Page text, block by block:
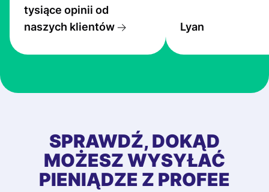
tysiące opinii od
naszych klientów
the exchange
at Profee is very
first started
app, and they
quick to provide
and helpful
Lyan
SPRAWDŹ, DOKĄD
MOŻESZ WYSYŁAĆ
PIENIĄDZE Z PROFEE